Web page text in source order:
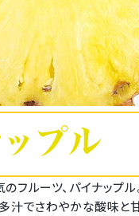
フルーツ、パイナップル
汁でさわやかな酸味と